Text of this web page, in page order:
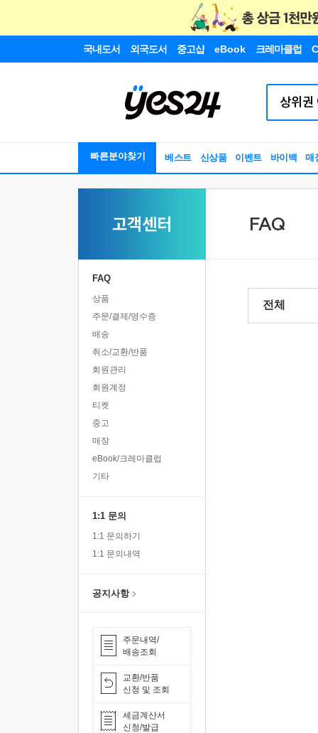
국내도서 외국도서 중고샵 eBook 크레마클럽
빠른분야찾기 베스트 신상품 이벤트 바이백 매
고객센터 FAQ
FAQ
상품
주문/결제/영수증
배송
취소/교환/반품
회원관리
회원계정
티켓
중고
매장
eBook/크레마클럽
기타
1:1 문의
1:1 문의하기
1:1 문의내역
공지사항
주문내역/
배송조회
교환/반품
신청 및 조회
세금계산서
신청/발급
전체